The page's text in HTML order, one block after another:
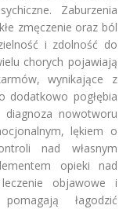
Zaburzenia
zmęczenie oraz ból
i zdolność do
chorych pojawiają
wynikające z
dodatkowo pogłębia
diagnoza nowotworu
lękiem o
nad własnym
opieki nad
objawowe i
łagodzić